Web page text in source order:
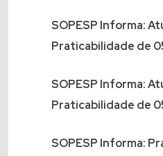
SOPESP Informa:
Praticabilidade de
SOPESP Informa:
Praticabilidade de
SOPESP Informa: